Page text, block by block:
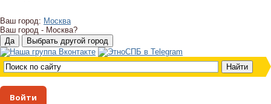
Ваш город: Москва
Ваш город - Москва?
Войти